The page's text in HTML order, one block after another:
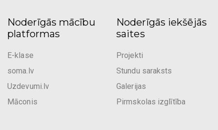
Noderīgās mācību
platformas
E-klase
soma.lv
Uzdevumi.lv
Māconis
Noderīgās iekšējās
saites
Projekti
Stundu saraksts
Galerijas
Pirmskolas izglītība